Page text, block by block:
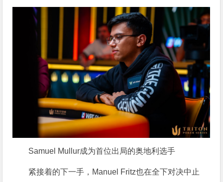
Samuel Mullur成为首位出局的奥地利选手
紧接着的下一手，Manuel Fritz也在全下对决中止